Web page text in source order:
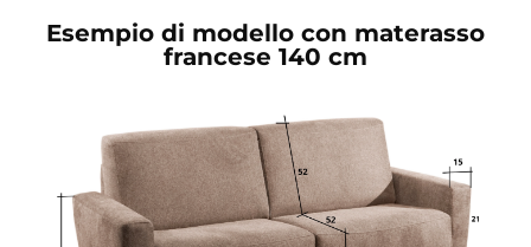
Esempio di modello con materasso
francese 140 cm